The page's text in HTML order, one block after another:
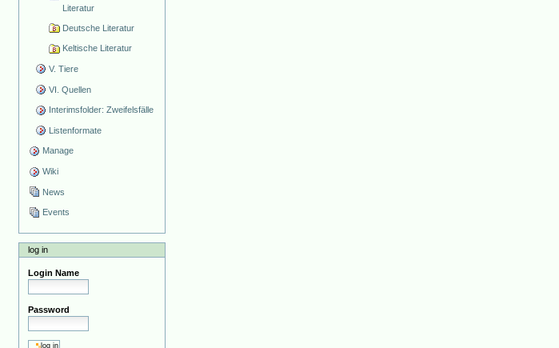
Literatur
Deutsche Literatur
Keltische Literatur
V. Tiere
VI. Quellen
Interimsfolder: Zweifelsfälle
Listenformate
Manage
Wiki
News
Events
log in
Login Name
Password